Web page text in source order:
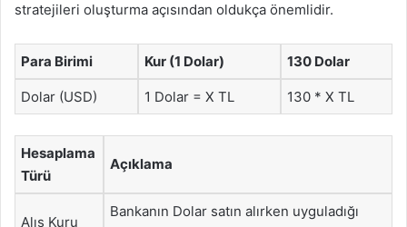
stratejileri oluşturma açısından oldukça önemlidir.
Para Birimi Kur (1 Dolar) 130 Dolar
Dolar (USD) 1 Dolar = X TL 130 * X TL
Hesaplama
Türü
Açıklama
Alış Kuru
Bankanın Dolar satın alırken uyguladığı